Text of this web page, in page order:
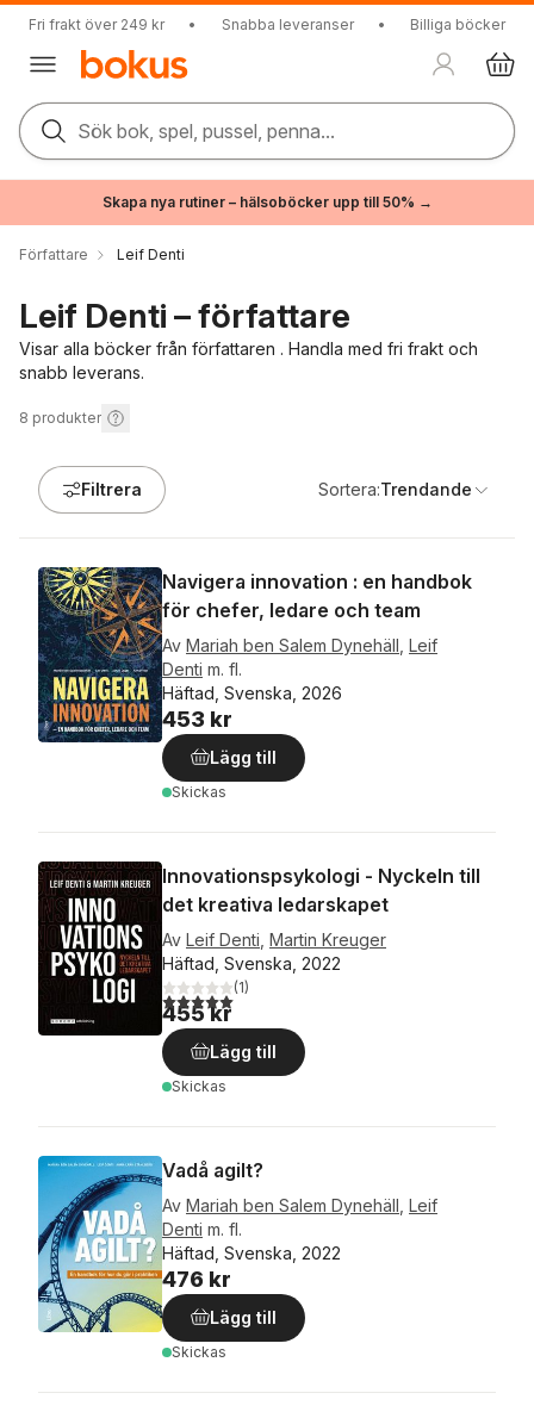
Fri frakt över 249 kr • Snabba leveranser • Billiga böcker
Sök bok, spel, pussel, penna...
Skapa nya rutiner – hälsoböcker upp till 50% →
Författare Leif Denti
Leif Denti – författare
Visar alla böcker från författaren . Handla med fri frakt och
snabb leverans.
8 produkter
Filtrera Sortera:Trendande
Navigera innovation : en handbok
för chefer, ledare och team
Av Mariah ben Salem Dynehäll Leif
Denti m. fl.
Häftad, Svenska, 2026
453 kr
Lägg till
Skickas
Innovationspsykologi - Nyckeln till
det kreativa ledarskapet
Av Leif Denti Martin Kreuger
Häftad, Svenska, 2022
5,0utav 5 stjärnor. Totalt antal röster:
(1)
455 kr
Lägg till
Skickas
Vadå agilt?
Av Mariah ben Salem Dynehäll Leif
Denti m. fl.
Häftad, Svenska, 2022
476 kr
Lägg till
Skickas